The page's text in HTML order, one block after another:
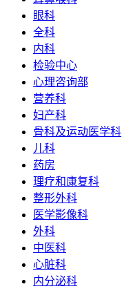
眼科
全科
内科
检验中心
心理咨询部
营养科
妇产科
骨科及运动医学科
儿科
药房
理疗和康复科
整形外科
医学影像科
外科
中医科
心脏科
内分泌科